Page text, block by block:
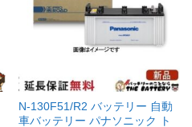
N-130F51/R2 バッテリー 自動
車バッテリー パナソニック ト